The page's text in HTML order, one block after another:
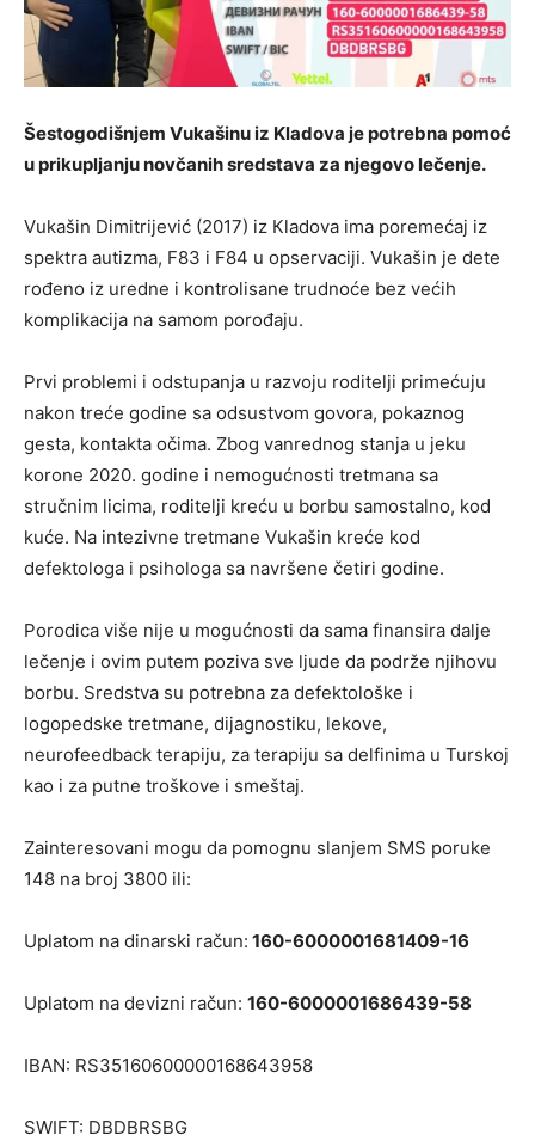
Šestogodišnjem Vukašinu iz Kladova je potrebna pomoć
u prikupljanju novčanih sredstava za njegovo lečenje.
Vukašin Dimitrijević (2017) iz Кladova ima poremećaj iz
spektra autizma, F83 i F84 u opservaciji. Vukašin je dete
rođeno iz uredne i kontrolisane trudnoće bez većih
komplikacija na samom porođaju.
Prvi problemi i odstupanja u razvoju roditelji primećuju
nakon treće godine sa odsustvom govora, pokaznog
gesta, kontakta očima. Zbog vanrednog stanja u jeku
korone 2020. godine i nemogućnosti tretmana sa
stručnim licima, roditelji kreću u borbu samostalno, kod
kuće. Na intezivne tretmane Vukašin kreće kod
defektologa i psihologa sa navršene četiri godine.
Porodica više nije u mogućnosti da sama finansira dalje
lečenje i ovim putem poziva sve ljude da podrže njihovu
borbu. Sredstva su potrebna za defektološke i
logopedske tretmane, dijagnostiku, lekove,
neurofeedback terapiju, za terapiju sa delfinima u Turskoj
kao i za putne troškove i smeštaj.
Zainteresovani mogu da pomognu slanjem SMS poruke
148 na broj 3800 ili:
Uplatom na dinarski račun: 160-6000001681409-16
Uplatom na devizni račun: 160-6000001686439-58
IBAN: RS35160600000168643958
SWIFT: DBDBRSBG